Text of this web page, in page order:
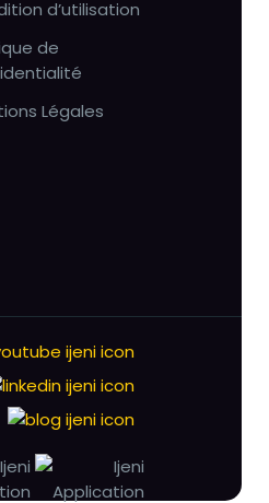
d’utilisation
de
Légales